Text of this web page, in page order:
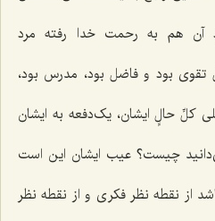
آن هم به رحمت خدا رفته مرد
تقوی بود و فاضل بود، مدرس بود،
کلِّ حالٍ ایشان، یک‌دفعه به ایشان
چیست؟ عیب ایشان این است
از نقطه نظر فکری و از نقطه نظر